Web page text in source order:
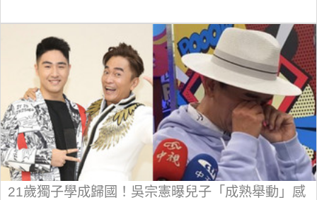
21歲獨子學成歸國！吳宗憲曝兒子「成熟舉動」感